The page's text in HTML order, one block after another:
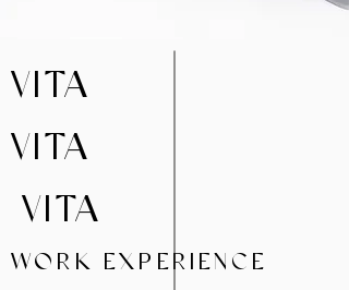
VITA
VITA
VITA
WORK EXPERIENCE